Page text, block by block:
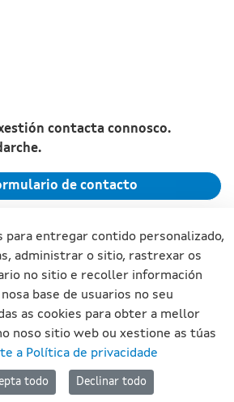
contacta connosco.
de contacto
mantida e publicada na internet
para entregar contido personalizado,
administrar o sitio, rastrexar os
no sitio e recoller información
base de usuarios no seu
as cookies para obter a mellor
noso sitio web ou xestione as túas
a Política de privacidade
todo Declinar todo